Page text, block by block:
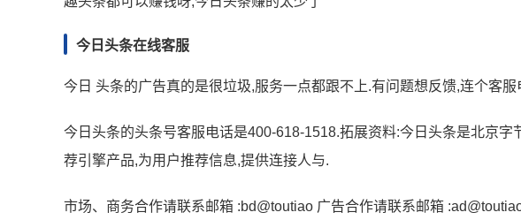
今日头条在线客服
今日 头条的广告真的是很垃圾,服务一点都跟不上.有问题想反馈,连个客服
今日头条的头条号客服电话是400-618-1518.拓展资料:今日头条是北京
荐引擎产品,为用户推荐信息,提供连接人与.
市场、商务合作请联系邮箱 :bd@toutiao 广告合作请联系邮箱